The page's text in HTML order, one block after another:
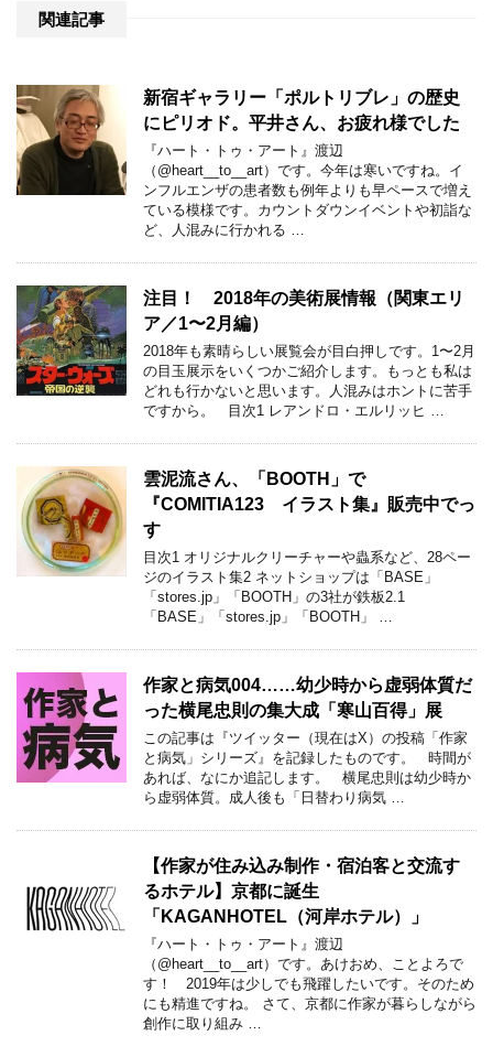
関連記事
新宿ギャラリー「ポルトリブレ」の歴史
にピリオド。平井さん、お疲れ様でした
『ハート・トゥ・アート』渡辺
（@heart__to__art）です。今年は寒いですね。イ
ンフルエンザの患者数も例年よりも早ペースで増え
ている模様です。カウントダウンイベントや初詣な
ど、人混みに行かれる …
注目！ 2018年の美術展情報（関東エリ
ア／1〜2月編）
2018年も素晴らしい展覧会が目白押しです。1〜2月
の目玉展示をいくつかご紹介します。もっとも私は
どれも行かないと思います。人混みはホントに苦手
ですから。 目次1 レアンドロ・エルリッヒ …
雲泥流さん、「BOOTH」で
『COMITIA123 イラスト集』販売中でっ
す
目次1 オリジナルクリーチャーや蟲系など、28ペー
ジのイラスト集2 ネットショップは「BASE」
「stores.jp」「BOOTH」の3社が鉄板2.1
「BASE」「stores.jp」「BOOTH」 …
作家と病気004……幼少時から虚弱体質だ
った横尾忠則の集大成「寒山百得」展
この記事は『ツイッター（現在はX）の投稿「作家
と病気」シリーズ』を記録したものです。 時間が
あれば、なにか追記します。 横尾忠則は幼少時か
ら虚弱体質。成人後も「日替わり病気 …
【作家が住み込み制作・宿泊客と交流す
るホテル】京都に誕生
「KAGANHOTEL（河岸ホテル）」
『ハート・トゥ・アート』渡辺
（@heart__to__art）です。あけおめ、ことよろで
す！ 2019年は少しでも飛躍したいです。そのため
にも精進ですね。 さて、京都に作家が暮らしながら
創作に取り組み …